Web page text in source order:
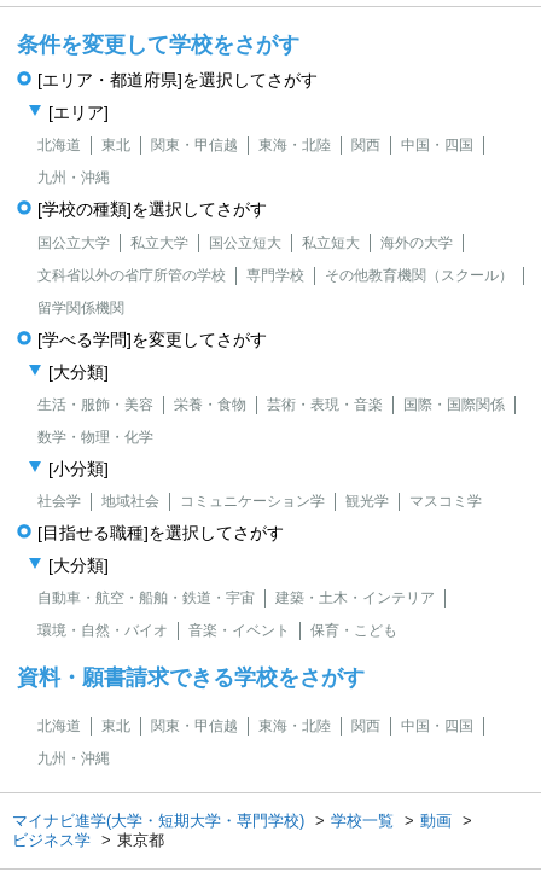
条件を変更して学校をさがす
[エリア・都道府県]を選択してさがす
[エリア]
北海道 東北 関東・甲信越 東海・北陸 関西
中国・四国
九州・沖縄
[学校の種類]を選択してさがす
国公立大学 私立大学 国公立短大 私立短大
海外の大学
文科省以外の省庁所管の学校
専門学校
その他教育機関（スクール）
留学関係機関
[学べる学問]を変更してさがす
[大分類]
生活・服飾・美容 栄養・食物 芸術・表現・音楽
国際・国際関係
数学・物理・化学
[小分類]
社会学 地域社会 コミュニケーション学 観光学 マスコミ学
[目指せる職種]を選択してさがす
[大分類]
自動車・航空・船舶・鉄道・宇宙
建築・土木・インテリア
環境・自然・バイオ
音楽・イベント 保育・こども
資料・願書請求できる学校をさがす
北海道 東北 関東・甲信越 東海・北陸 関西
中国・四国
九州・沖縄
マイナビ進学(大学・短期大学・専門学校) 学校一覧
動画
ビジネス学
東京都